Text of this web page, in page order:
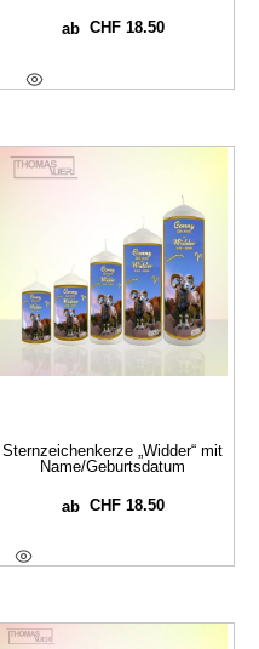
ab CHF18.50
Sternzeichenkerze „Widder“ mit
Name/Geburtsdatum
ab CHF18.50